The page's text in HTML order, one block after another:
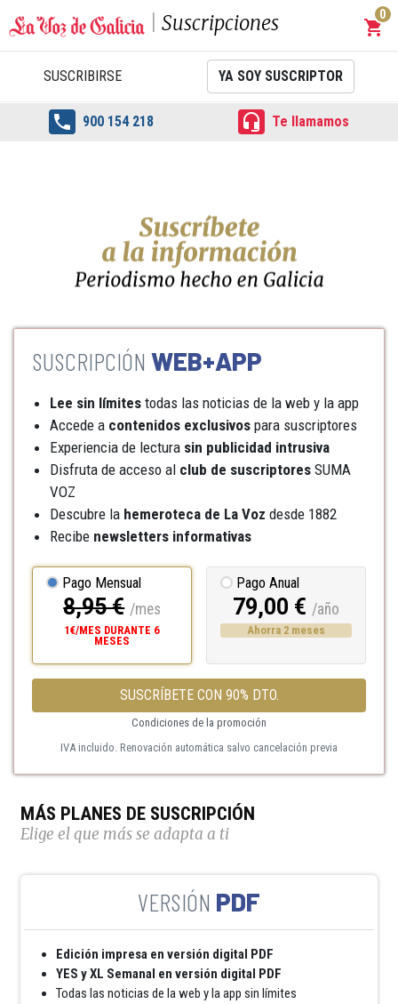
Suscripciones shopping_cart
0
SUSCRIBIRSE YA SOY SUSCRIPTOR
 900 154 218  Te llamamos
WEB+APP
Lee sin límites todas las noticias de la web y la app
Accede a contenidos exclusivos para suscriptores
Experiencia de lectura sin publicidad intrusiva
Disfruta de acceso al club de suscriptores SUMA
VOZ
Descubre la hemeroteca de La Voz desde 1882
Recibe newsletters informativas
Pago Mensual
8,95 € /mes
1€/MES DURANTE 6
MESES
Pago Anual
79,00 € /año
Ahorra 2 meses
SUSCRÍBETE CON 90% DTO.
Condiciones de la promoción
IVA incluido. Renovación automática salvo cancelación previa
MÁS PLANES DE SUSCRIPCIÓN
Elige el que más se adapta a ti
PDF
Edición impresa en versión digital PDF
YES y XL Semanal en versión digital PDF
Todas las noticias de la web y la app sin límites